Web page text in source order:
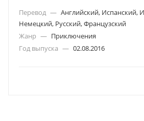
Перевод — Английский, Испанский,
Немецкий, Русский, Французский
Жанр — Приключения
Год выпуска — 02.08.2016